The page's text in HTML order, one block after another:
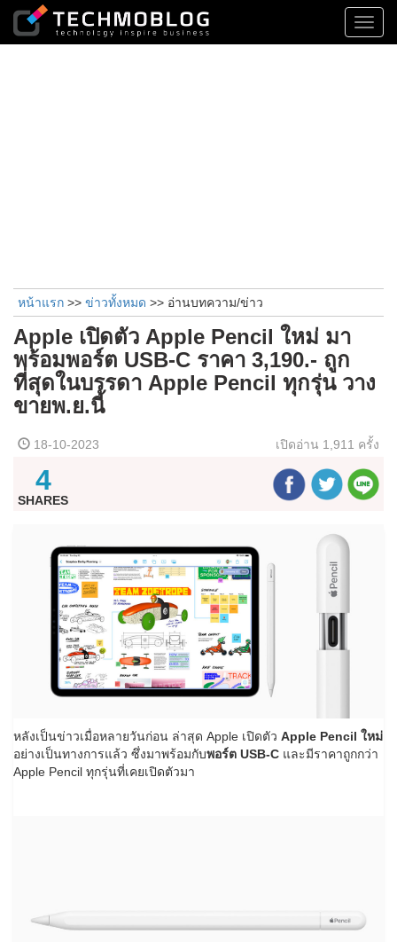
หน้าแรก >> ข่าวทั้งหมด >> อ่านบทความ/ข่าว
Apple เปิดตัว Apple Pencil ใหม่ มา
พร้อมพอร์ต USB-C ราคา 3,190.- ถูก
ที่สุดในบรรดา Apple Pencil ทุกรุ่น วาง
ขายพ.ย.นี้
18-10-2023 เปิดอ่าน 1,911 ครั้ง
4
SHARES
หลังเป็นข่าวเมื่อหลายวันก่อน ล่าสุด Apple เปิดตัว Apple Pencil ใหม่
อย่างเป็นทางการแล้ว ซึ่งมาพร้อมกับพอร์ต USB-C และมีราคาถูกกว่า
Apple Pencil ทุกรุ่นที่เคยเปิดตัวมา